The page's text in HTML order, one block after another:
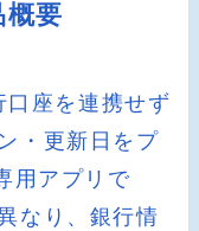
要
座を連携せず
・更新日をプ
用アプリで
なり、銀行情